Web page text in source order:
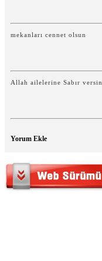
mekanları cennet olsun
Allah ailelerine Sabır versin
Yorum Ekle